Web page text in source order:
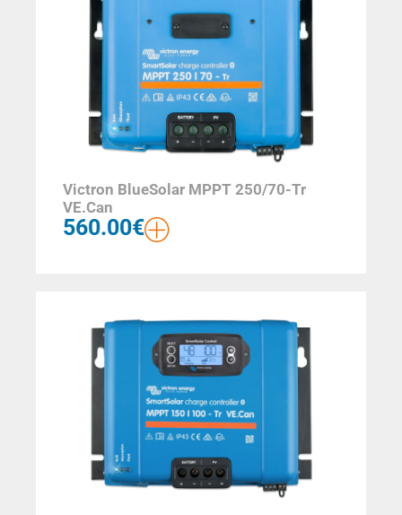
Victron BlueSolar MPPT 250/70-Tr
VE.Can
560.00€